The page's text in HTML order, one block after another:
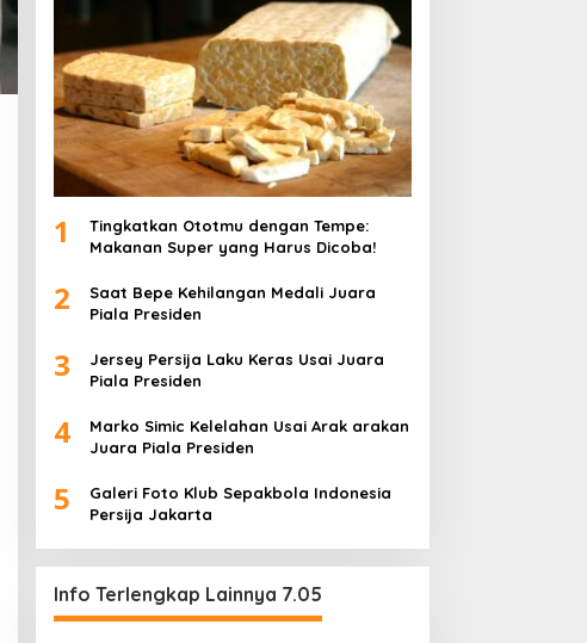
1
Tingkatkan Ototmu dengan Tempe:
Makanan Super yang Harus Dicoba!
2
Saat Bepe Kehilangan Medali Juara
Piala Presiden
3
Jersey Persija Laku Keras Usai Juara
Piala Presiden
4
Marko Simic Kelelahan Usai Arak arakan
Juara Piala Presiden
5
Galeri Foto Klub Sepakbola Indonesia
Persija Jakarta
Info Terlengkap Lainnya 7.05